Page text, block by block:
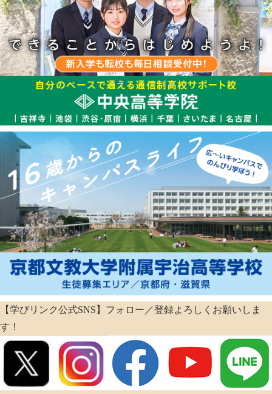
【学びリンク公式SNS】フォロー／登録よろしくお願いしま
す！